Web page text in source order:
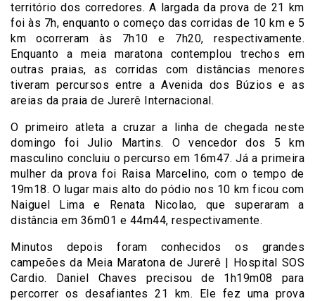
território dos corredores. A largada da prova de 21 km
foi às 7h, enquanto o começo das corridas de 10 km e 5
km ocorreram às 7h10 e 7h20, respectivamente.
Enquanto a meia maratona contemplou trechos em
outras praias, as corridas com distâncias menores
tiveram percursos entre a Avenida dos Búzios e as
areias da praia de Jurerê Internacional.
O primeiro atleta a cruzar a linha de chegada neste
domingo foi Julio Martins. O vencedor dos 5 km
masculino concluiu o percurso em 16m47. Já a primeira
mulher da prova foi Raisa Marcelino, com o tempo de
19m18. O lugar mais alto do pódio nos 10 km ficou com
Naiguel Lima e Renata Nicolao, que superaram a
distância em 36m01 e 44m44, respectivamente.
Minutos depois foram conhecidos os grandes
campeões da Meia Maratona de Jurerê | Hospital SOS
Cardio. Daniel Chaves precisou de 1h19m08 para
percorrer os desafiantes 21 km. Ele fez uma prova